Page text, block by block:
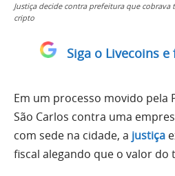
Justiça decide contra prefeitura que
cripto
Siga o Livecoins
Em um processo movido pela
São Carlos contra uma
com sede na cidade, a justiça
fiscal alegando que o valor do